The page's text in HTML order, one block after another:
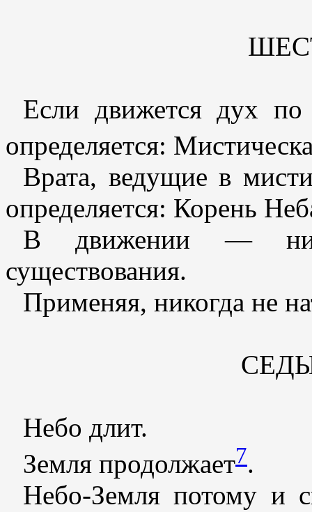
Если движется дух
определяется:
Врата, ведущие в
определяется: Корень
В движении —
существования.
Применяя, никогда не
Небо длит.
Земля продолжает7.
Небо-Земля потому и